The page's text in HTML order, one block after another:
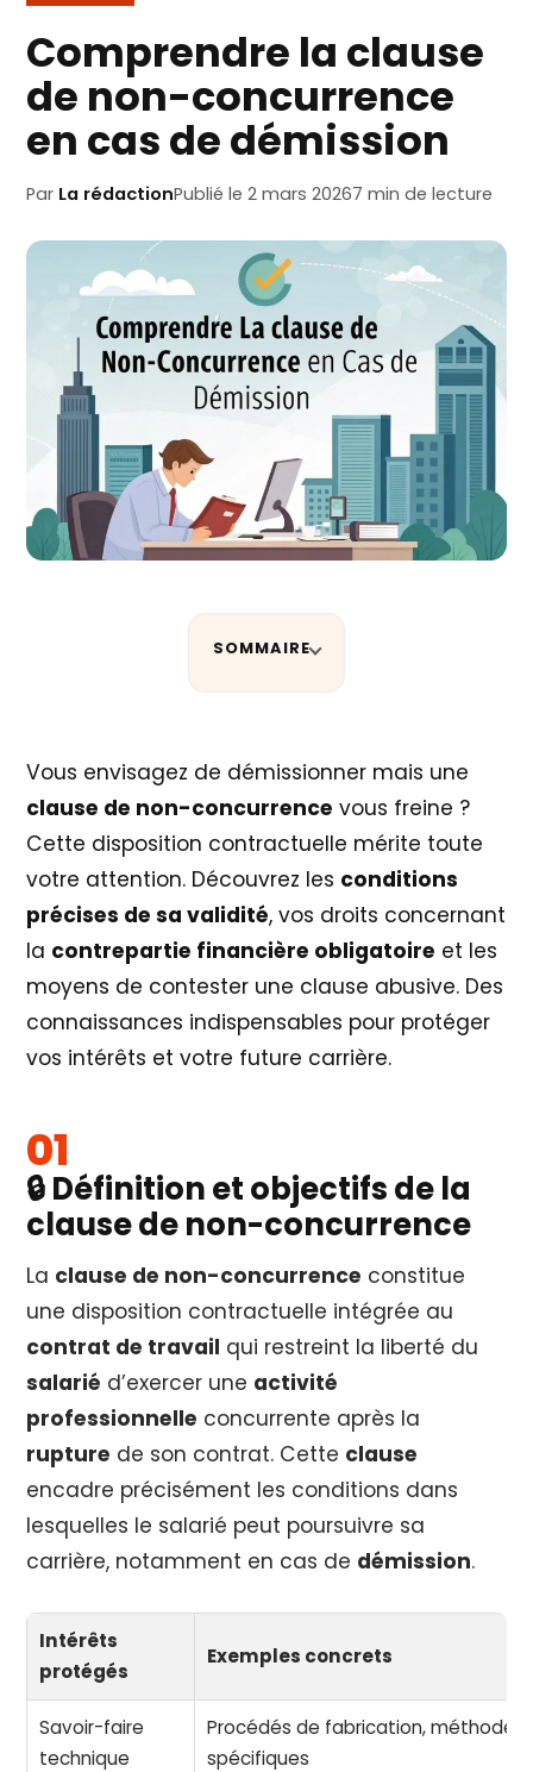
Comprendre la clause
de non-concurrence
en cas de démission
Par La rédactionPublié le 2 mars 20267 min de lecture
Vous envisagez de démissionner mais une
clause de non-concurrence vous freine ?
Cette disposition contractuelle mérite toute
votre attention. Découvrez les conditions
précises de sa validité, vos droits concernant
la contrepartie financière obligatoire et les
moyens de contester une clause abusive. Des
connaissances indispensables pour protéger
vos intérêts et votre future carrière.
🔒 Définition et objectifs de la
clause de non-concurrence
La clause de non-concurrence constitue
une disposition contractuelle intégrée au
contrat de travail qui restreint la liberté du
salarié d’exercer une activité
professionnelle concurrente après la
rupture de son contrat. Cette clause
encadre précisément les conditions dans
lesquelles le salarié peut poursuivre sa
carrière, notamment en cas de démission.
Intérêts
protégés
Exemples concrets
Savoir-faire
technique
Procédés de fabrication, méthodes
spécifiques
SOMMAIRE